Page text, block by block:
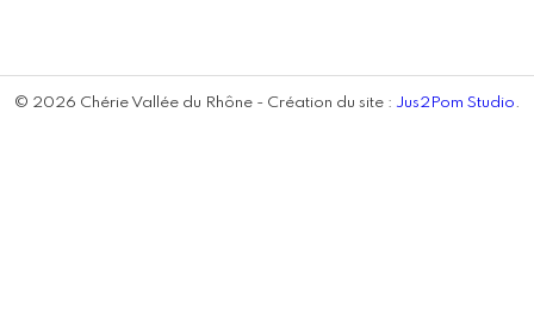
© 2026 Chérie Vallée du Rhône - Création du site : Jus2Pom Studio.